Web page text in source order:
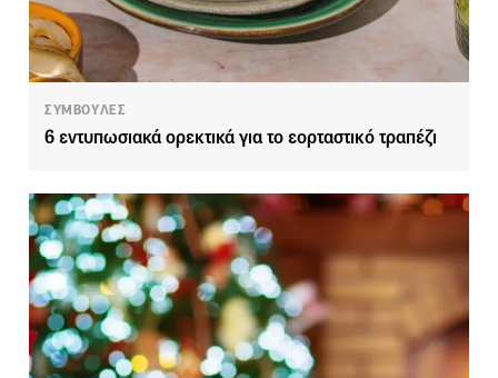
ΣΥΜΒΟΥΛΕΣ
6 εντυπωσιακά ορεκτικά για το εορταστικό τραπέζι